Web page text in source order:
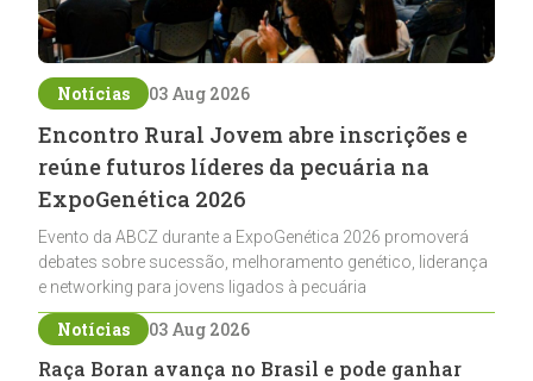
Notícias 03 Aug 2026
Encontro Rural Jovem abre inscrições e
reúne futuros líderes da pecuária na
ExpoGenética 2026
Evento da ABCZ durante a ExpoGenética 2026 promoverá
debates sobre sucessão, melhoramento genético, liderança
e networking para jovens ligados à pecuária
Notícias 03 Aug 2026
Raça Boran avança no Brasil e pode ganhar